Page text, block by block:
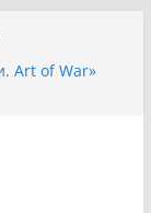
Art of War»
2012 в